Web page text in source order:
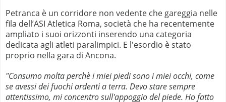
Petranca è un corridore non vedente che gareggia nelle
fila dell’ASI Atletica Roma, società che ha recentemente
ampliato i suoi orizzonti inserendo una categoria
dedicata agli atleti paralimpici. E l'esordio è stato
proprio nella gara di Ancona.
"Consumo molta perchè i miei piedi sono i miei occhi, come
se avessi dei fuochi ardenti a terra. Devo stare sempre
attentissimo, mi concentro sull'appoggio del piede. Ho fatto